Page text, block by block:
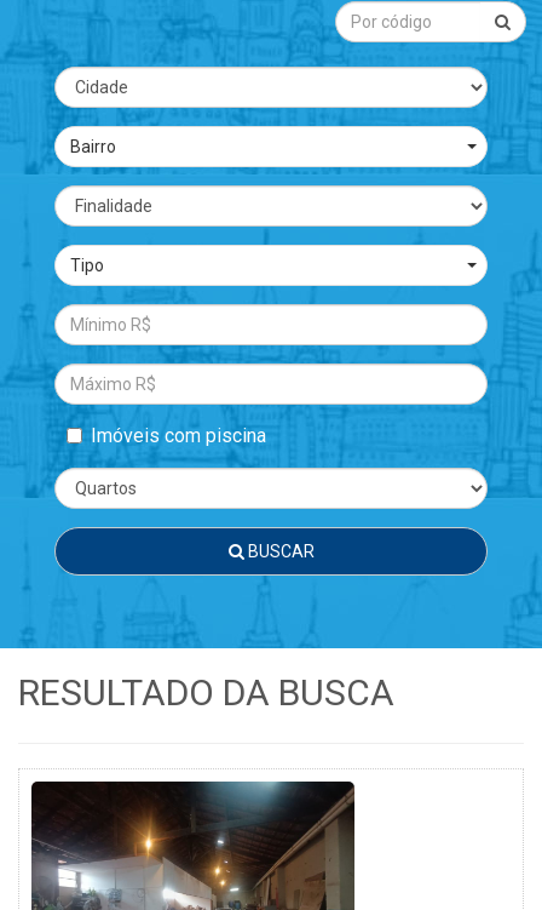
Bairro
Tipo
Imóveis com piscina
BUSCAR
RESULTADO DA BUSCA